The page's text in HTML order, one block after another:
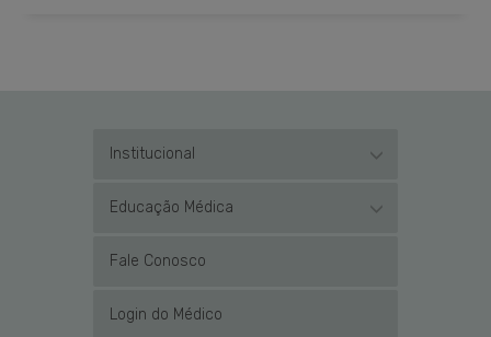
Institucional
Educação Médica
Fale Conosco
Login do Médico